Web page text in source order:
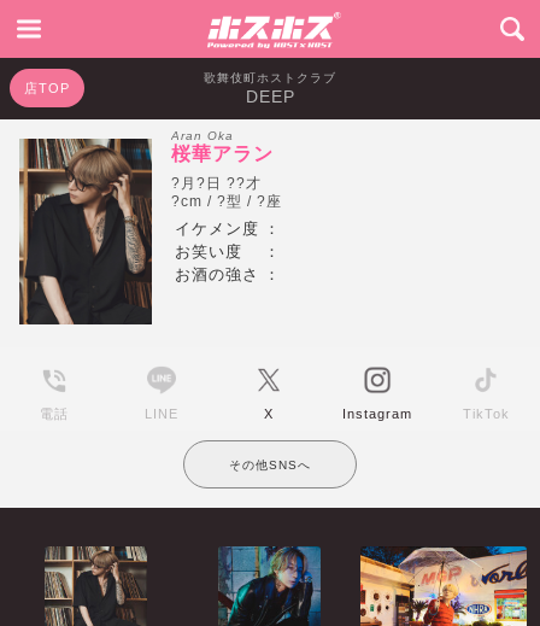
歌舞伎町ホストクラブ
DEEP
店TOP
Aran Oka
桜華アラン
?月?日 ??才
?cm / ?型 / ?座
イケメン度
：
お笑い度
：
お酒の強さ
：
電話 LINE X Instagram TikTok
その他SNSへ